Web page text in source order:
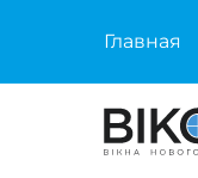
Главная